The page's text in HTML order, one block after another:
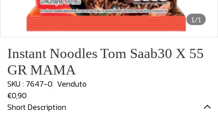
1/1
Instant Noodles Tom Saab30 X 55
GR MAMA
SKU : 7647-0 Venduto
€0,90
Short Description